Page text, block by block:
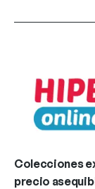
Colecciones
precio